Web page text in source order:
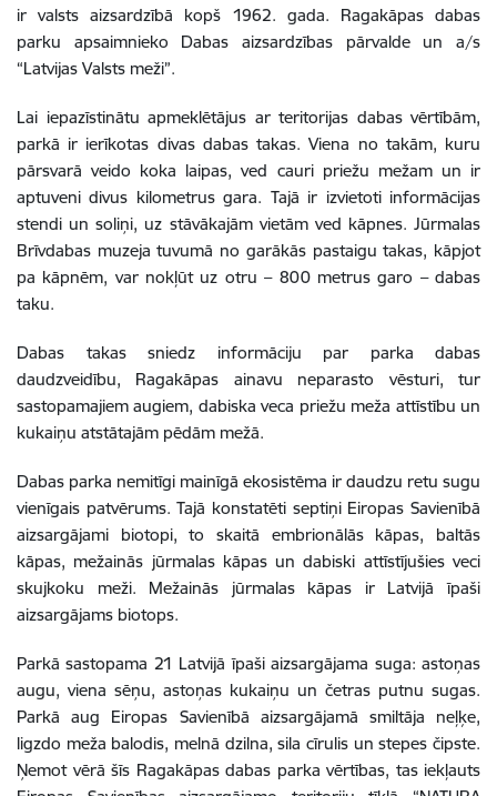
ir valsts aizsardzībā kopš 1962. gada. Ragakāpas dabas
parku apsaimnieko Dabas aizsardzības pārvalde un a/s
“Latvijas Valsts meži”.
Lai iepazīstinātu apmeklētājus ar teritorijas dabas vērtībām,
parkā ir ierīkotas divas dabas takas. Viena no takām, kuru
pārsvarā veido koka laipas, ved cauri priežu mežam un ir
aptuveni divus kilometrus gara. Tajā ir izvietoti informācijas
stendi un soliņi, uz stāvākajām vietām ved kāpnes. Jūrmalas
Brīvdabas muzeja tuvumā no garākās pastaigu takas, kāpjot
pa kāpnēm, var nokļūt uz otru – 800 metrus garo – dabas
taku.
Dabas takas sniedz informāciju par parka dabas
daudzveidību, Ragakāpas ainavu neparasto vēsturi, tur
sastopamajiem augiem, dabiska veca priežu meža attīstību un
kukaiņu atstātajām pēdām mežā.
Dabas parka nemitīgi mainīgā ekosistēma ir daudzu retu sugu
vienīgais patvērums. Tajā konstatēti septiņi Eiropas Savienībā
aizsargājami biotopi, to skaitā embrionālās kāpas, baltās
kāpas, mežainās jūrmalas kāpas un dabiski attīstījušies veci
skujkoku meži. Mežainās jūrmalas kāpas ir Latvijā īpaši
aizsargājams biotops.
Parkā sastopama 21 Latvijā īpaši aizsargājama suga: astoņas
augu, viena sēņu, astoņas kukaiņu un četras putnu sugas.
Parkā aug Eiropas Savienībā aizsargājamā smiltāja neļķe,
ligzdo meža balodis, melnā dzilna, sila cīrulis un stepes čipste.
Ņemot vērā šīs Ragakāpas dabas parka vērtības, tas iekļauts